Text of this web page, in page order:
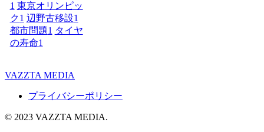
1 東京オリンピッ
ク1 辺野古移設1
都市問題1 タイヤ
の寿命1
VAZZTA MEDIA
プライバシーポリシー
© 2023 VAZZTA MEDIA.